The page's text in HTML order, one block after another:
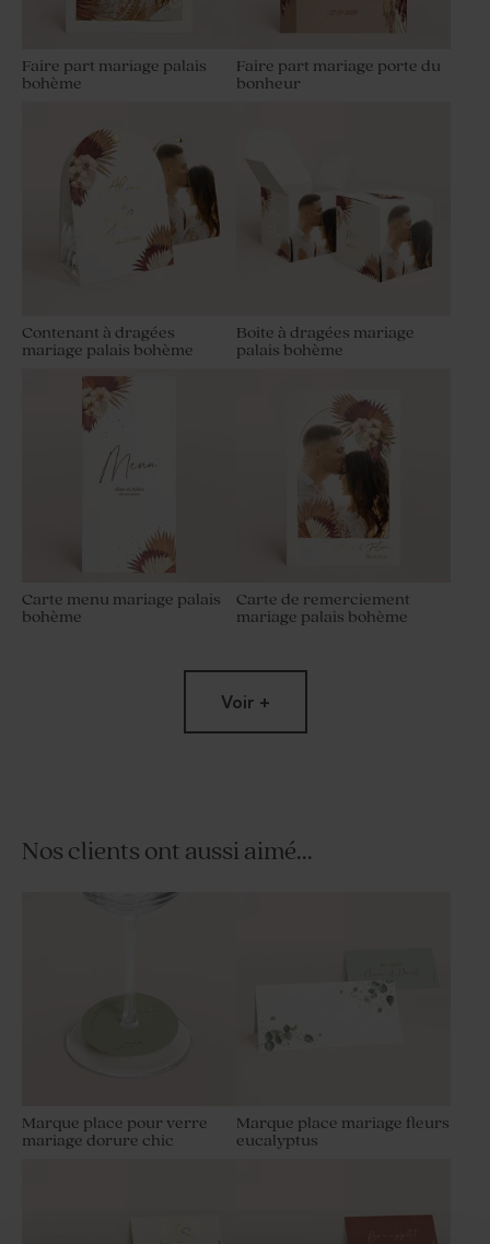
Faire part mariage palais
bohème
Faire part mariage porte du
bonheur
Contenant à dragées
mariage palais bohème
Boite à dragées mariage
palais bohème
Carte menu mariage palais
bohème
Carte de remerciement
mariage palais bohème
Sticker autocollant mariage
palais bohème 3,7 cm
Voir +
Nos clients ont aussi aimé...
Marque place pour verre
mariage dorure chic
Marque place mariage fleurs
eucalyptus